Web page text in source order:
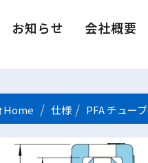
お知らせ 会社概要
Home 仕様 PFA チュー